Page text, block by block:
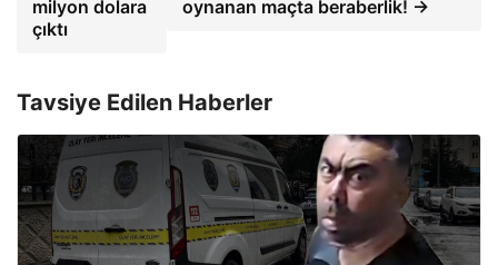
milyon dolara
çıktı
oynanan maçta beraberlik! →
Tavsiye Edilen Haberler